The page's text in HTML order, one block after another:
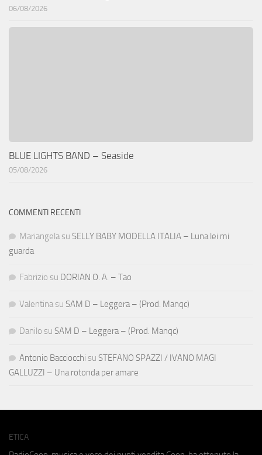
06/08/2026
BLUE LIGHTS BAND – Seaside
05/08/2026
COMMENTI RECENTI
Mariangela su SELLY BABY MODELLA ITALIA – Luna lei mi
guarda
Fabrizio su DORIAN O. A. – Tao
Valentina su SAM D – Leggera – (Prod. Manqc)
Danilo su SAM D – Leggera – (Prod. Manqc)
Antonio Bacciocchi su STEFANO SPAZZI / IVANO MAGI
GALLUZZI – Una rotonda per amare
ETICA